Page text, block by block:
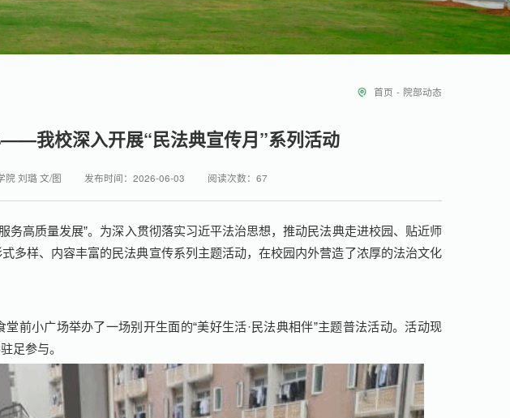
首页 - 院部动态
我校深入开展“民法典宣传月”系列活动
院 刘璐 文/图 发布时间：2026-06-03 阅读次数： 67
务高质量发展”。为深入贯彻落实习近平法治思想，推动民法典走进校园、贴近师
多样、内容丰富的民法典宣传系列主题活动，在校园内外营造了浓厚的法治文化
前小广场举办了一场别开生面的“美好生活·民法典相伴”主题普法活动。活动现
足参与。